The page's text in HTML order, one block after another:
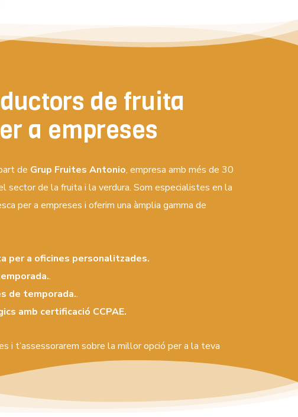
de fruita
a empreses
de Grup Fruites Antonio, empresa amb més de 30
sector de la fruita i la verdura. Som especialistes en la
per a empreses i oferim una àmplia gamma de
per a oficines personalitzades.
.
de temporada..
amb certificació CCPAE.
i t’assessorarem sobre la millor opció per a la teva